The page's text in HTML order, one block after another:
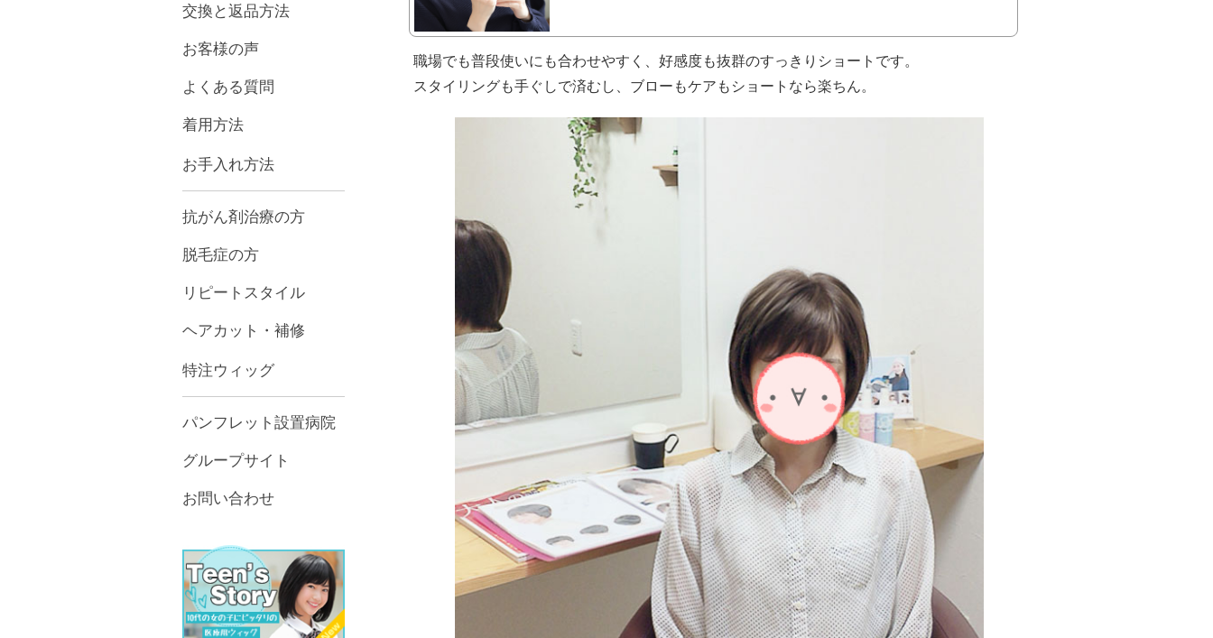
交換と返品方法
お客様の声
よくある質問
着用方法
お手入れ方法
抗がん剤治療の方
脱毛症の方
リピートスタイル
ヘアカット・補修
特注ウィッグ
パンフレット設置病院
グループサイト
お問い合わせ
職場でも普段使いにも合わせやすく、好感度も抜群のすっきりショートです。
スタイリングも手ぐしで済むし、ブローもケアもショートなら楽ちん。